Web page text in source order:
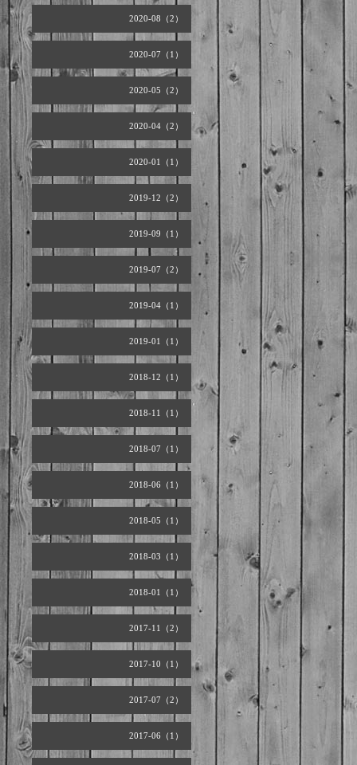
2020-08（2）
2020-07（1）
2020-05（2）
2020-04（2）
2020-01（1）
2019-12（2）
2019-09（1）
2019-07（2）
2019-04（1）
2019-01（1）
2018-12（1）
2018-11（1）
2018-07（1）
2018-06（1）
2018-05（1）
2018-03（1）
2018-01（1）
2017-11（2）
2017-10（1）
2017-07（2）
2017-06（1）